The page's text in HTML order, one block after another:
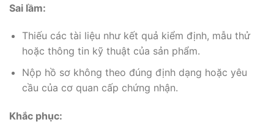
Sai lầm:
Thiếu các tài liệu như kết quả kiểm định, mẫu thử
hoặc thông tin kỹ thuật của sản phẩm.
Nộp hồ sơ không theo đúng định dạng hoặc yêu
cầu của cơ quan cấp chứng nhận.
Khắc phục: